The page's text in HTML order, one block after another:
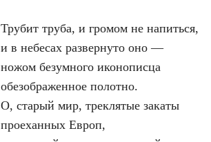
Трубит труба, и громом не напиться,
и в небесах развернуто оно —
ножом безумного иконописца
обезображенное полотно.
О, старый мир, треклятые закаты
проеханных Европ,